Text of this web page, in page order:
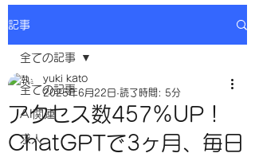
記事
全ての記事
AI関連
求人
全ての記事
アクセス数457%UP！
ChatGPTで3ヶ月、毎日
yuki kato
2025年6月22日 読了時間: 5分